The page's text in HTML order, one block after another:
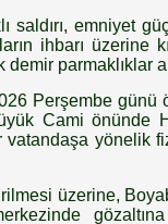
saldırı, emniyet
ihbarı üzerine
demir parmaklıklar
Perşembe günü
Cami önünde
yönelik
üzerine,